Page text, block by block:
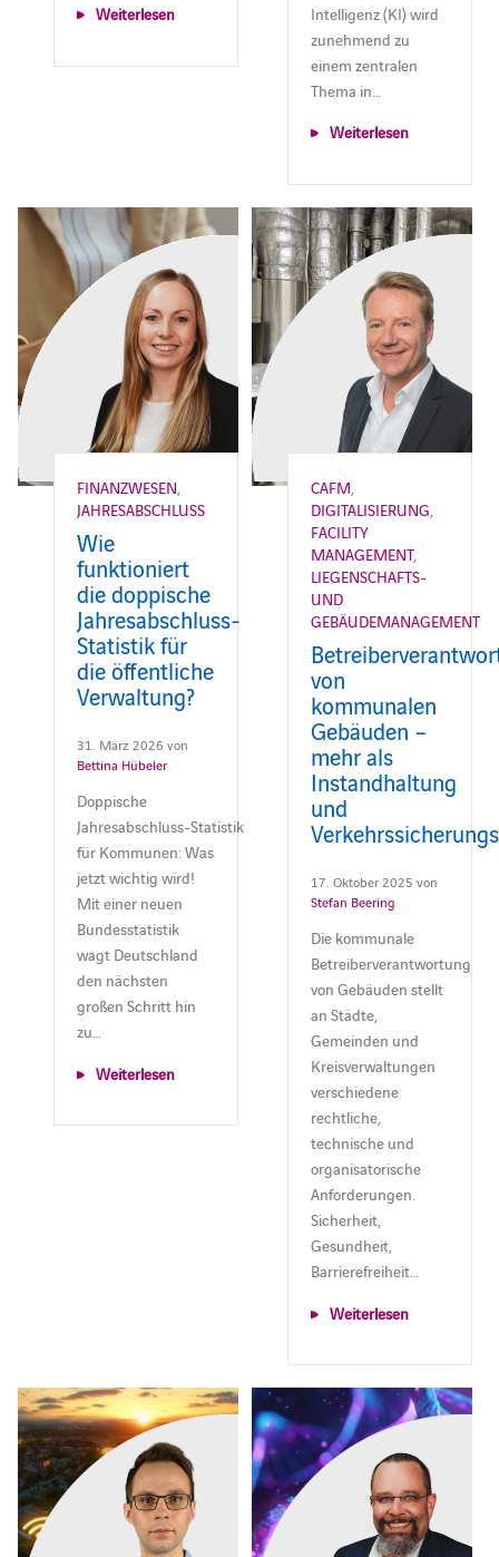
Weiterlesen
Intelligenz (KI) wird
zunehmend zu
einem zentralen
Thema in…
Weiterlesen
FINANZWESEN
JAHRESABSCHLUSS
Wie
funktioniert
die doppische
Jahresabschluss-
Statistik für
die öffentliche
Verwaltung?
31. März 2026 von
Bettina Hübeler
Doppische
Jahresabschluss‑Statistik
für Kommunen: Was
jetzt wichtig wird!
Mit einer neuen
Bundesstatistik
wagt Deutschland
den nächsten
großen Schritt hin
zu…
Weiterlesen
CAFM
DIGITALISIERUNG
FACILITY
MANAGEMENT,
LIEGENSCHAFTS-
UND
GEBÄUDEMANAGEMENT
von
kommunalen
Gebäuden –
mehr als
Instandhaltung
und
17. Oktober 2025 von
Stefan Beering
Die kommunale
Betreiberverantwortung
von Gebäuden stellt
an Städte,
Gemeinden und
Kreisverwaltungen
verschiedene
rechtliche,
technische und
organisatorische
Anforderungen.
Sicherheit,
Gesundheit,
Barrierefreiheit…
Weiterlesen